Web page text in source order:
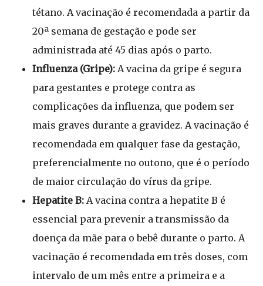
tétano. A vacinação é recomendada a partir da
20ª semana de gestação e pode ser
administrada até 45 dias após o parto.
Influenza (Gripe): A vacina da gripe é segura
para gestantes e protege contra as
complicações da influenza, que podem ser
mais graves durante a gravidez. A vacinação é
recomendada em qualquer fase da gestação,
preferencialmente no outono, que é o período
de maior circulação do vírus da gripe.
Hepatite B: A vacina contra a hepatite B é
essencial para prevenir a transmissão da
doença da mãe para o bebê durante o parto. A
vacinação é recomendada em três doses, com
intervalo de um mês entre a primeira e a